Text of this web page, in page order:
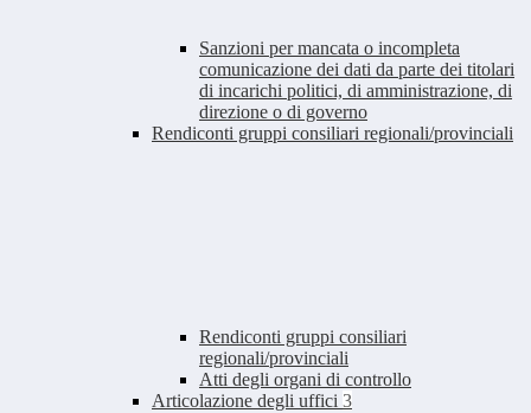
Sanzioni per mancata o incompleta
comunicazione dei dati da parte dei titolari
di incarichi politici, di amministrazione, di
direzione o di governo
Rendiconti gruppi consiliari regionali/provinciali
Rendiconti gruppi consiliari
regionali/provinciali
Atti degli organi di controllo
Articolazione degli uffici 3